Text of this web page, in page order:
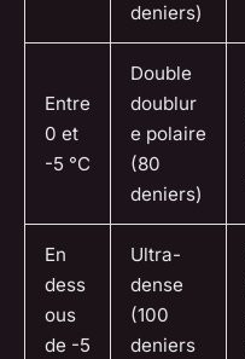
deniers)
Entre
0 et
-5 °C
Double
doublur
e polaire
(80
deniers)
En
dess
ous
de -5
Ultra-
dense
(100
deniers